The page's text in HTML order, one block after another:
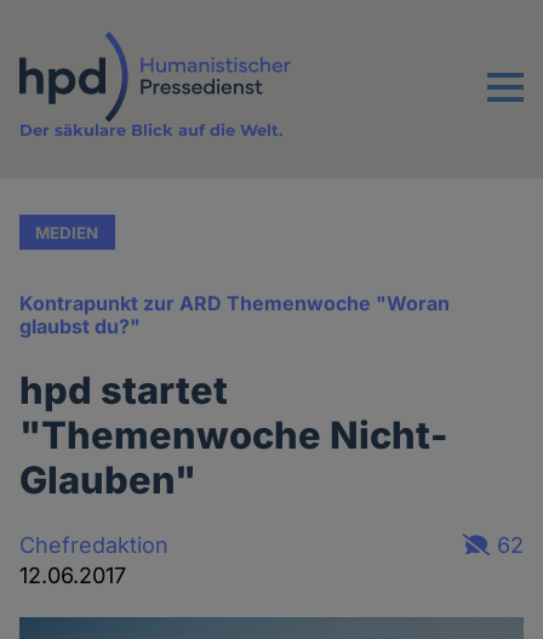
Inhalt
Menu
Der säkulare Blick auf die Welt.
MEDIEN
Kontrapunkt zur ARD Themenwoche "Woran
glaubst du?"
hpd startet
"Themenwoche Nicht-
Glauben"
Chefredaktion
12.06.2017
62